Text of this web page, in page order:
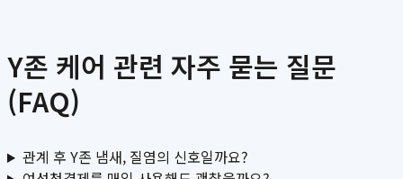
Y존 케어 관련 자주 묻는 질문
(FAQ)
관계 후 Y존 냄새, 질염의 신호일까요?